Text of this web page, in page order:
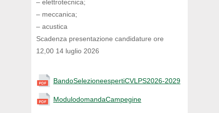
– elettrotecnica;
– meccanica;
– acustica
Scadenza presentazione candidature ore
12,00 14 luglio 2026
BandoSelezioneespertiCVLPS2026-2029
ModulodomandaCampegine